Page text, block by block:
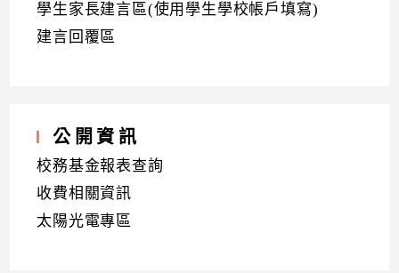
學生家長建言區(使用學生學校帳戶填寫)
建言回覆區
公開資訊
校務基金報表查詢
收費相關資訊
太陽光電專區